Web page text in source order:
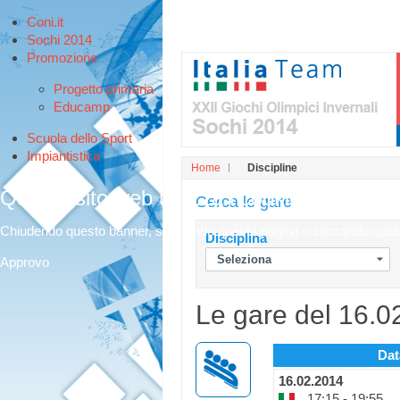
Coni.it
Sochi 2014
Promozione
Progetto primaria
Educamp
Scuola dello Sport
Impiantistica
Questo sito web utilizza i cookies per
Chiudendo questo banner, scorrendo questa pagina o cliccando
Approvo
Home Discipline
Cerca le gare
Disciplina
Le gare del
16.02.2014